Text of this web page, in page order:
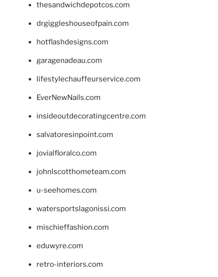
thesandwichdepotcos.com
drgiggleshouseofpain.com
hotflashdesigns.com
garagenadeau.com
lifestylechauffeurservice.com
EverNewNails.com
insideoutdecoratingcentre.com
salvatoresinpoint.com
jovialfloralco.com
johnlscotthometeam.com
u-seehomes.com
watersportslagonissi.com
mischieffashion.com
eduwyre.com
retro-interiors.com